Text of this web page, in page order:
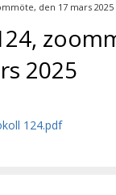
den 17 mars 2025
2025
124.pdf